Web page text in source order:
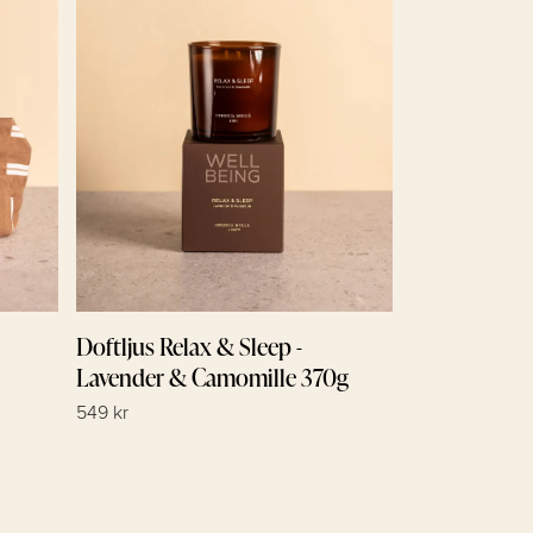
Doftljus Relax & Sleep -
Lavender & Camomille 370g
549 kr